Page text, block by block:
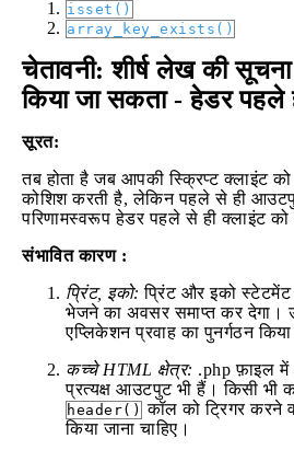
isset()
array_key_exists()
चेतावनी: शीर्ष लेख की
किया जा सकता - हेडर
सूरत:
तब होता है जब आपकी स्क्रिप्ट क्लाइंट
कोशिश करती है, लेकिन पहले से ही
परिणामस्वरूप हेडर पहले से ही क्लाइंट
संभावित कारण :
प्रिंट, इको: प्रिंट और इको
भेजने का अवसर समाप्त कर
एप्लिकेशन प्रवाह का पुनर्गठन किया
कच्चे HTML क्षेत्र: .php फ़ाइल में
प्रत्यक्ष आउटपुट भी हैं। किसी भी
header() कॉल को ट्रिगर करने
किया जाना चाहिए।